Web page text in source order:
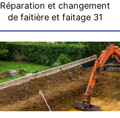
Réparation et changement
de faitière et faitage 31